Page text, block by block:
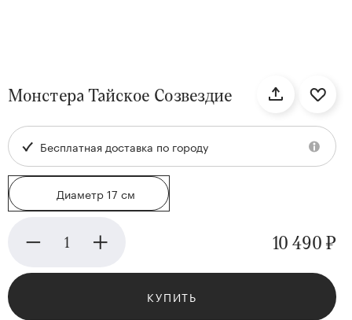
Collection
Монстера Тайское Созвездие
Бесплатная доставка по городу
Диаметр 17 см
10 490 ₽
КУПИТЬ